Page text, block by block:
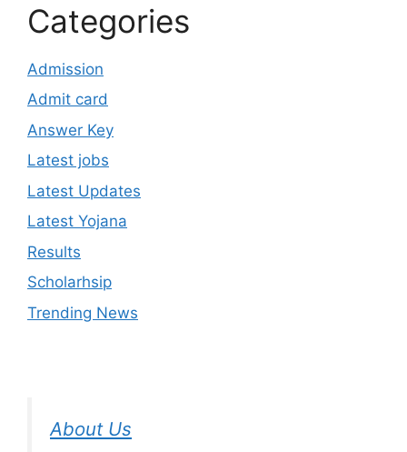
Categories
Admission
Admit card
Answer Key
Latest jobs
Latest Updates
Latest Yojana
Results
Scholarhsip
Trending News
About Us